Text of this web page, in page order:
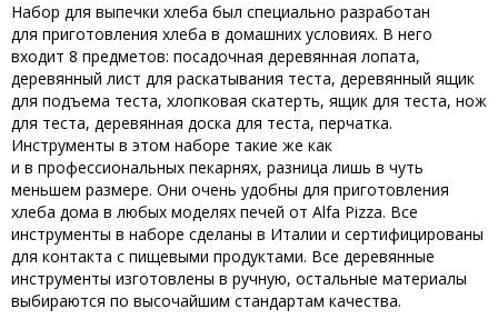
Набор для выпечки хлеба был специально разработан
для приготовления хлеба в домашних условиях. В него
входит 8 предметов: посадочная деревянная лопата,
деревянный лист для раскатывания теста, деревянный ящик
для подъема теста, хлопковая скатерть, ящик для теста, нож
для теста, деревянная доска для теста, перчатка.
Инструменты в этом наборе такие же как
и в профессиональных пекарнях, разница лишь в чуть
меньшем размере. Они очень удобны для приготовления
хлеба дома в любых моделях печей от Alfa Pizza. Все
инструменты в наборе сделаны в Италии и сертифицированы
для контакта с пищевыми продуктами. Все деревянные
инструменты изготовлены в ручную, остальные материалы
выбираются по высочайшим стандартам качества.